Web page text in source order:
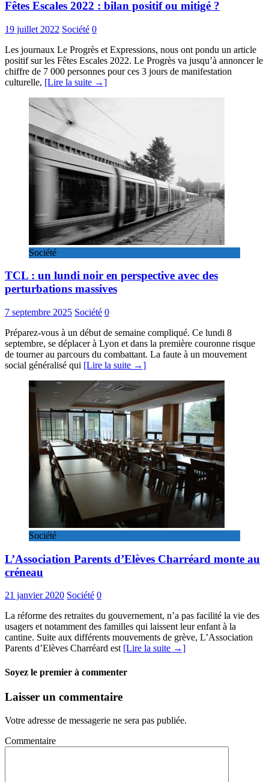
Fêtes Escales 2022 : bilan positif ou mitigé ?
19 juillet 2022 Société 0
Les journaux Le Progrès et Expressions, nous ont pondu un article
positif sur les Fêtes Escales 2022. Le Progrès va jusqu’à annoncer le
chiffre de 7 000 personnes pour ces 3 jours de manifestation
culturelle, [Lire la suite →]
Société
TCL : un lundi noir en perspective avec des
perturbations massives
7 septembre 2025 Société 0
Préparez-vous à un début de semaine compliqué. Ce lundi 8
septembre, se déplacer à Lyon et dans la première couronne risque
de tourner au parcours du combattant. La faute à un mouvement
social généralisé qui [Lire la suite →]
Société
L’Association Parents d’Elèves Charréard monte au
créneau
21 janvier 2020 Société 0
La réforme des retraites du gouvernement, n’a pas facilité la vie des
usagers et notamment des familles qui laissent leur enfant à la
cantine. Suite aux différents mouvements de grève, L’Association
Parents d’Elèves Charréard est [Lire la suite →]
Soyez le premier à commenter
Laisser un commentaire
Votre adresse de messagerie ne sera pas publiée.
Commentaire